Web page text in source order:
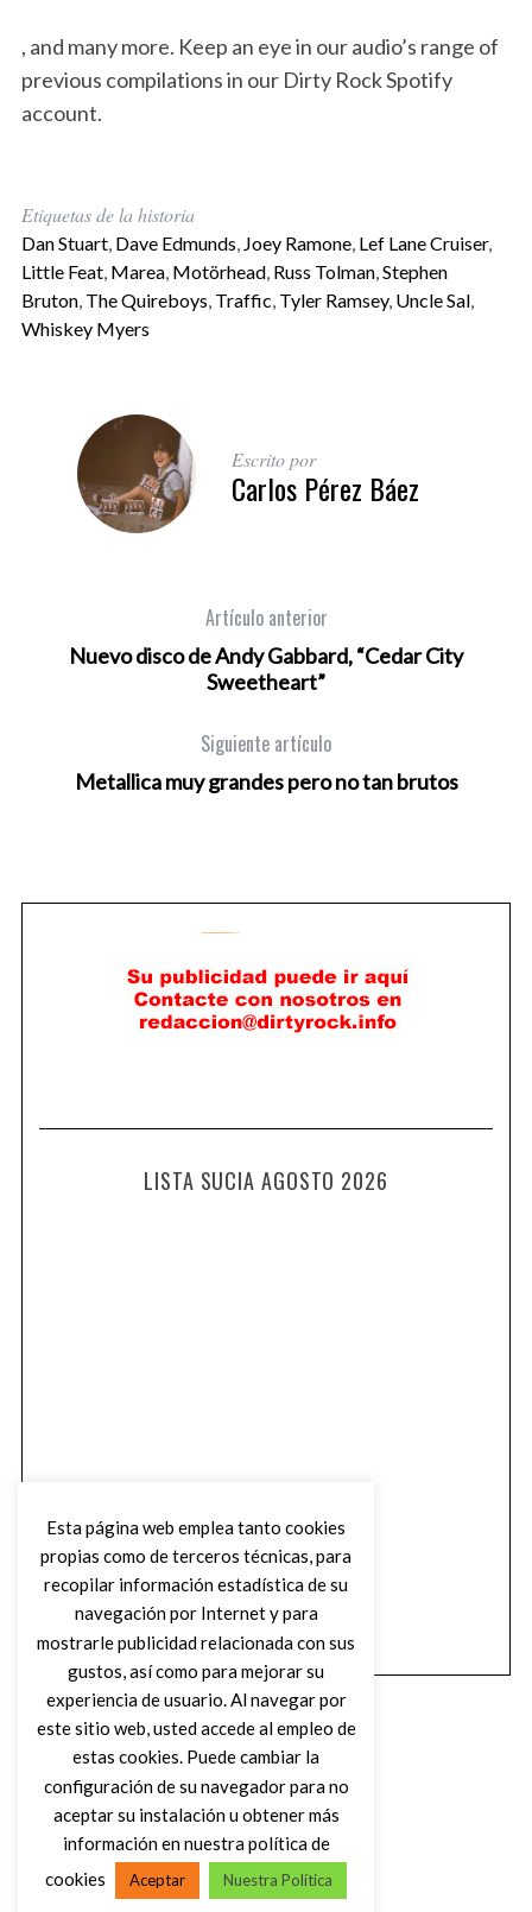
, and many more. Keep an eye in our audio’s range of
previous compilations in our Dirty Rock Spotify
account.
Etiquetas de la historia
Dan Stuart, Dave Edmunds Joey Ramone, Lef Lane Cruiser,
Little Feat, Marea, Motörhead, Russ Tolman, Stephen
Bruton, The Quireboys Traffic Tyler Ramsey, Uncle Sal,
Whiskey Myers
Escrito por
Carlos Pérez Báez
Artículo anterior
Nuevo disco de Andy Gabbard, “Cedar City
Sweetheart”
Siguiente artículo
Metallica muy grandes pero no tan brutos
LISTA SUCIA AGOSTO 2026
VOLVER AL INICIO
Esta página web emplea tanto cookies
propias como de terceros técnicas, para
recopilar información estadística de su
navegación por Internet y para
mostrarle publicidad relacionada con sus
gustos, así como para mejorar su
experiencia de usuario. Al navegar por
este sitio web, usted accede al empleo de
estas cookies. Puede cambiar la
configuración de su navegador para no
aceptar su instalación u obtener más
información en nuestra política de
cookies
Aceptar Nuestra Política